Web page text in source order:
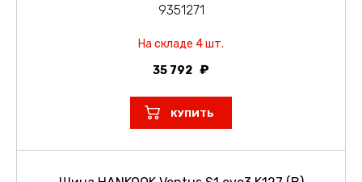
9351271
На складе 4 шт.
35 792
КУПИТЬ